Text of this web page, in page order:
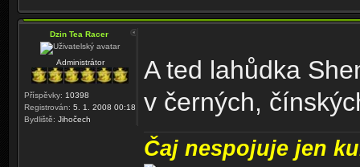
Dzin Tea Racer
Administrátor
Příspěvky: 10398
Registrován: 5. 1. 2008 00:18
Bydliště: Jihočech
A ted lahůdka
v černých,
Čaj nespojuje jen